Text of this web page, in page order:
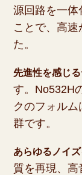
源回路を一体
ことで、高
た。
先進性を感じ
す。No532H
クのフォル
群です。
あらゆるノイ
質を再現、